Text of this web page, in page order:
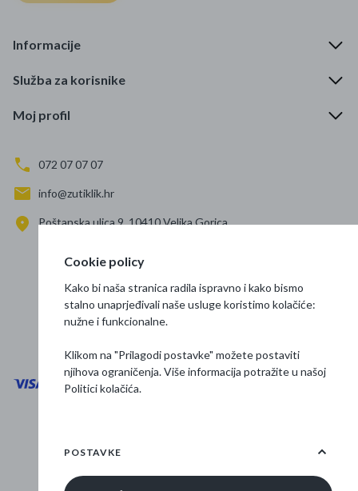
Informacije
Služba za korisnike
Moj profil
072 07 07 07
info@zutiklik.hr
Poštanska ulica 9, 10410 Velika Gorica
Prati nas
Osnovne informacije
Cookie policy
Kako bi naša stranica radila ispravno i kako bismo
stalno unaprjeđivali naše usluge koristimo kolačiće:
nužne i funkcionalne.
Klikom na "Prilagodi postavke" možete postaviti
njihova ograničenja. Više informacija potražite u našoj
Politici kolačića.
POSTAVKE